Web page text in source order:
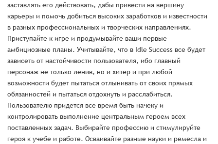
заставлять его действовать, дабы привести на вершину
карьеры и помочь добиться высоких заработков и известности
в разных профессиональных и творческих направлениях.
Приступайте к игре и продумывайте ваши первые
амбициозные планы. Учитывайте, что в Idle Success все будет
зависеть от настойчивости пользователя, ибо главный
персонаж не только ленив, но и хитер и при любой
возможности будет пытаться отлынивать от своих прямых
обязанностей и пытаться отдохнуть и расслабиться.
Пользователю придется все время быть начеку и
контролировать выполнение центральным героем всех
поставленных задач. Выбирайте профессию и стимулируйте
героя к учебе и работе. Осваивайте разные науки и ремесла и